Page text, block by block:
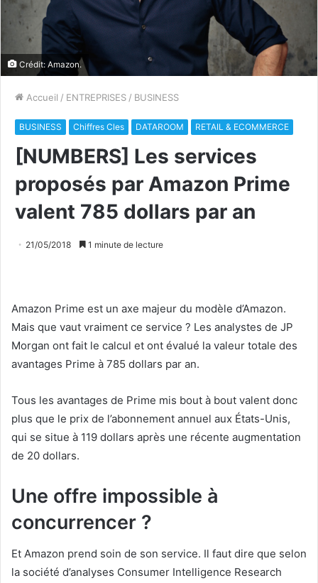
Crédit: Amazon.
Accueil / ENTREPRISES / BUSINESS
BUSINESS Chiffres Cles DATAROOM RETAIL & ECOMMERCE
[NUMBERS] Les services
proposés par Amazon Prime
valent 785 dollars par an
21/05/2018 1 minute de lecture
Amazon Prime est un axe majeur du modèle d’Amazon.
Mais que vaut vraiment ce service ? Les analystes de JP
Morgan ont fait le calcul et ont évalué la valeur totale des
avantages Prime à 785 dollars par an.
Tous les avantages de Prime mis bout à bout valent donc
plus que le prix de l’abonnement annuel aux États-Unis,
qui se situe à 119 dollars après une récente augmentation
de 20 dollars.
Une offre impossible à
concurrencer ?
Et Amazon prend soin de son service. Il faut dire que selon
la société d’analyses Consumer Intelligence Research